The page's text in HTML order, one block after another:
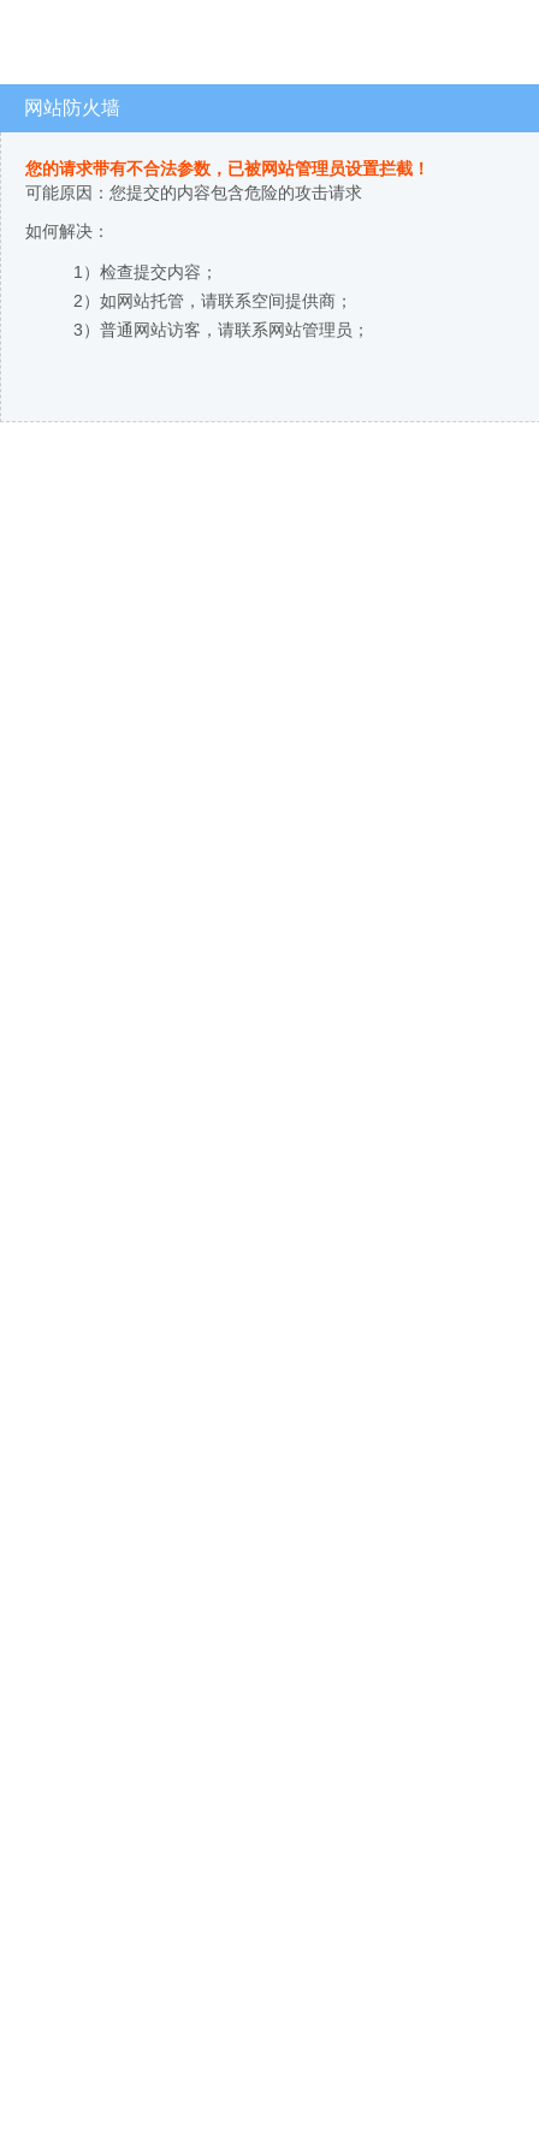
网站防火墙
您的请求带有不合法参数，已被网站管理员设置拦截！
可能原因：您提交的内容包含危险的攻击请求
如何解决：
1）检查提交内容；
2）如网站托管，请联系空间提供商；
3）普通网站访客，请联系网站管理员；